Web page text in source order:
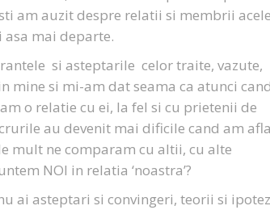
am auzit despre relatii si membrii
mai departe.
si asteptarile celor traite, vazute,
mine si mi-am dat seama ca atunci
o relatie cu ei, la fel si cu prietenii de
au devenit mai dificile cand am
mult ne comparam cu altii, cu alte
NOI in relatia ‘noastra’?
ai asteptari si convingeri, teorii si